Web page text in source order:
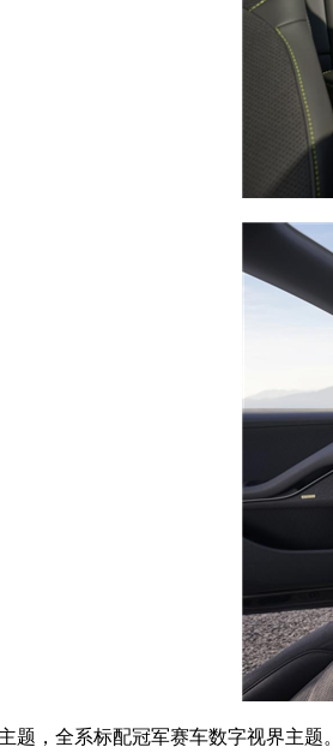
，全系标配冠军赛车数字视界主题